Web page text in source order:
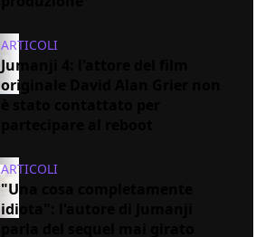
ARTICOLI
Jumanji 4: l'attore del film
originale David Alan Grier non
ARTICOLI
"Una cosa completamente
idiota": l'autore di Jumanji